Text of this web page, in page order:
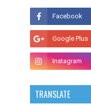
TRANSLATE